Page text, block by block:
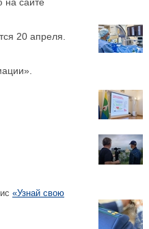
20 апреля.
«Узнай свою